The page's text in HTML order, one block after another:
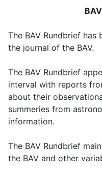
The BAV Rundbrief has
the journal of the BAV.
The BAV Rundbrief
interval with reports
about their
summeries from
information.
The BAV Rundbrief
the BAV and other